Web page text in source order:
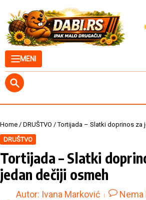
MENI
Home / DRUŠTVO /Tortijada – Slatki doprinos za
DRUŠTVO
Tortijada – Slatki
jedan dečiji osmeh
Autor: Ivana Marković
Nema